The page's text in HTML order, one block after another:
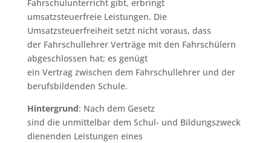
Fahrschulunterricht gibt, erbringt
umsatzsteuerfreie Leistungen. Die
Umsatzsteuerfreiheit setzt nicht voraus, dass
der Fahrschullehrer Verträge mit den Fahrschülern
abgeschlossen hat; es genügt
ein Vertrag zwischen dem Fahrschullehrer und der
berufsbildenden Schule.
Hintergrund: Nach dem Gesetz
sind die unmittelbar dem Schul- und Bildungszweck
dienenden Leistungen eines